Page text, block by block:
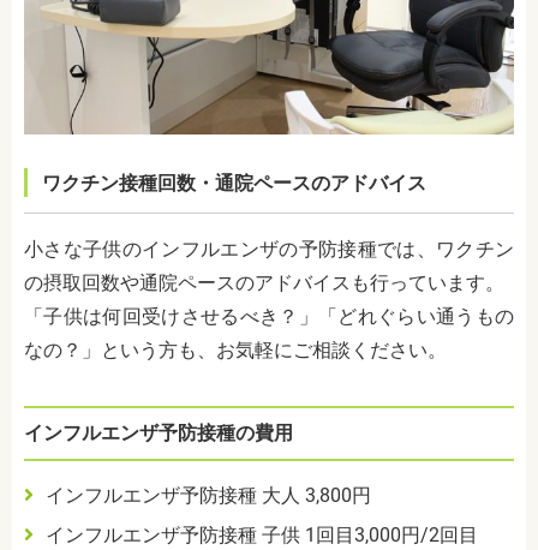
ワクチン接種回数・通院ペースのアドバイス
小さな子供のインフルエンザの予防接種では、ワクチン
の摂取回数や通院ペースのアドバイスも行っています。
「子供は何回受けさせるべき？」「どれぐらい通うもの
なの？」という方も、お気軽にご相談ください。
インフルエンザ予防接種の費用
インフルエンザ予防接種 大人 3,800円
インフルエンザ予防接種 子供 1回目3,000円/2回目